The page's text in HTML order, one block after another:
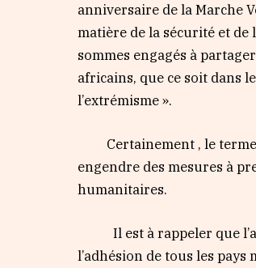
anniversaire de la Marche
matière de la sécurité et de
sommes engagés à
africains, que ce soit dans
l’extrémisme ».
Certainement , le terme
engendre des mesures à
humanitaires.
Il est à rappeler que
l’adhésion de tous les